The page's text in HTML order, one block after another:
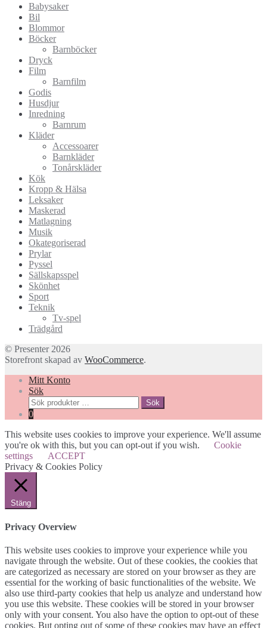
Babysaker
Bil
Blommor
Böcker
Barnböcker
Dryck
Film
Barnfilm
Godis
Husdjur
Inredning
Barnrum
Kläder
Accessoarer
Barnkläder
Tonårskläder
Kök
Kropp & Hälsa
Leksaker
Maskerad
Matlagning
Musik
Okategoriserad
Prylar
Pyssel
Sällskapsspel
Skönhet
Sport
Teknik
Tv-spel
Trädgård
© Presenter 2026
Storefront skapad av WooCommerce.
Mitt Konto
Sök
Sök
efter:
Sök
0
This website uses cookies to improve your experience. We'll assume
you're ok with this, but you can opt-out if you wish.
Cookie
settings
ACCEPT
Privacy & Cookies Policy
Stäng
Privacy Overview
This website uses cookies to improve your experience while you
navigate through the website. Out of these cookies, the cookies that
are categorized as necessary are stored on your browser as they are
essential for the working of basic functionalities of the website. We
also use third-party cookies that help us analyze and understand how
you use this website. These cookies will be stored in your browser
only with your consent. You also have the option to opt-out of these
cookies. But opting out of some of these cookies may have an effect